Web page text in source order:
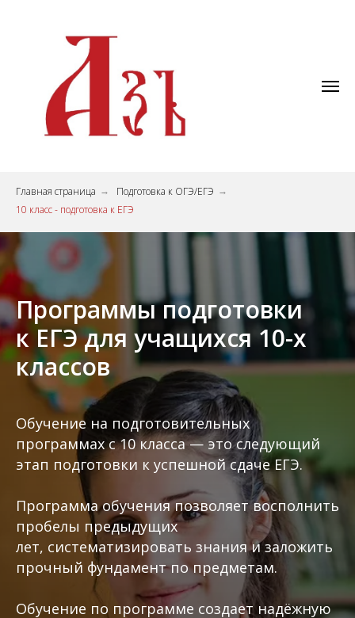
Главная страница → Подготовка к ОГЭ/ЕГЭ →
10 класс - подготовка к ЕГЭ
Программы подготовки
к ЕГЭ для учащихся 10-х
классов
Обучение на подготовительных
программах с 10 класса — это следующий
этап подготовки к успешной сдаче ЕГЭ.
Программа обучения позволяет восполнить
пробелы предыдущих
лет, систематизировать знания и заложить
прочный фундамент по предметам.
Обучение по программе создает надёжную